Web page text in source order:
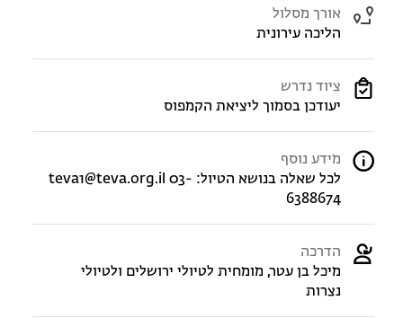
אורך מסלול
הליכה עירונית
ציוד נדרש
יעודכן בסמוך ליציאת הקמפוס
מידע נוסף
לכל שאלה בנושא הטיול: teva1@teva.org.il 03-
6388674
הדרכה
מיכל בן עטר, מומחית לטיולי ירושלים ולטיולי
נצרות